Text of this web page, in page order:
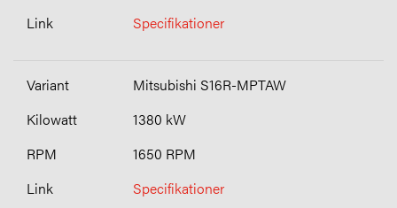
Specifikationer
Mitsubishi S16R-MPTAW
1380 kW
1650 RPM
Specifikationer